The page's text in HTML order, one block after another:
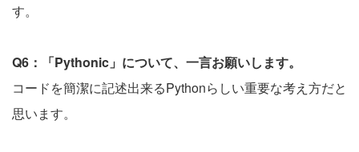
す。
Q6：「Pythonic」について、一言お願いします。
コードを簡潔に記述出来るPythonらしい重要な考え方だと
思います。